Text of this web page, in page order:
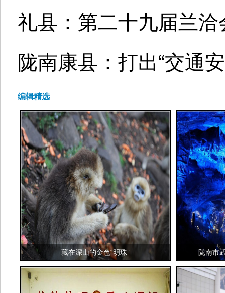
礼县：第二十九届兰
陇南康县：打出“交通
编辑精选
藏在深山的金色“明珠” 陇南市